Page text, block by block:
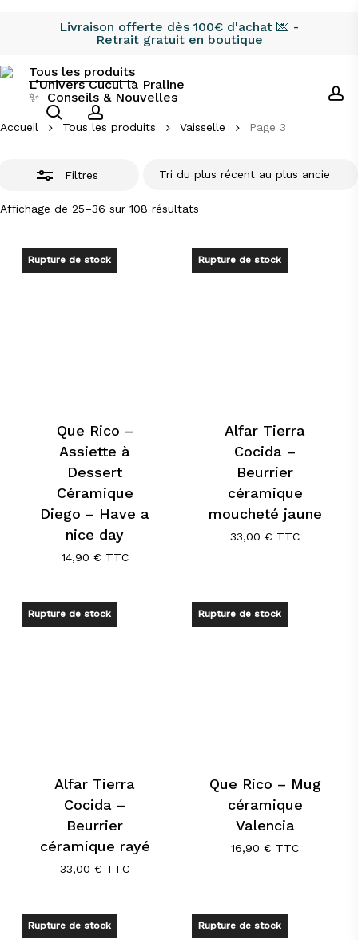
content
Livraison offerte dès 100€ d'achat 💌 -
Retrait gratuit en boutique
Tous les produits
L’Univers Cucul la Praline
✨
Conseils & Nouvelles
search
Vaisselle
Accueil Tous les produits Vaisselle Page 3
Filtres
Affichage de 25–36 sur 108 résultats
récent
au
plus
Rupture de stock
Que Rico –
Assiette à
Dessert
Céramique
Diego – Have a
nice day
14,90 € TTC
Rupture de stock
Alfar Tierra
Cocida –
Beurrier
céramique
moucheté jaune
33,00€ TTC
Rupture de stock
Alfar Tierra
Cocida –
Beurrier
céramique rayé
33,00€ TTC
Rupture de stock
Que Rico – Mug
céramique
Valencia
16,90€ TTC
Rupture de stock Rupture de stock